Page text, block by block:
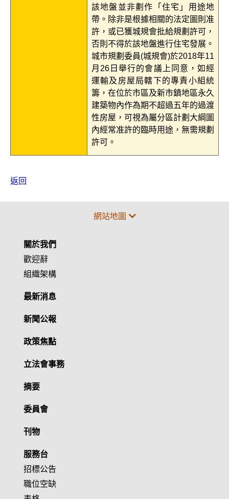
該地盤並非劃作「住宅」用途地
帶。除非是根據相關的法定圖則准
許，或已獲城規會批給規劃許可，
否則不得於該地盤進行住宅發展。
城市規劃委員(城規會)於2018年11
月26日舉行的會議上同意，如經
運輸及房屋局轄下的專責小組統
籌，在位於市區及新市鎮地區永久
建築物內作為期不超過五年的過渡
性房屋，可視為屬分區計劃大綱圖
內經常准許的臨時用途，無需規劃
許可。
返回
網站地圖
關於我們
歡迎辭
組織架構
最新消息
新聞公報
政策焦點
立法會事務
摘要
委員會
刊物
服務台
招標公告
職位空缺